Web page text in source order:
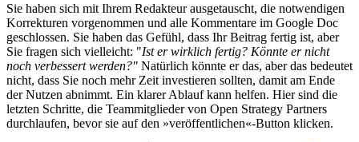
Sie haben sich mit Ihrem Redakteur ausgetauscht, die notwendigen
Korrekturen vorgenommen und alle Kommentare im Google Doc
geschlossen. Sie haben das Gefühl, dass Ihr Beitrag fertig ist, aber
Sie fragen sich vielleicht: "Ist er wirklich fertig? Könnte er nicht
noch verbessert werden?" Natürlich könnte er das, aber das bedeutet
nicht, dass Sie noch mehr Zeit investieren sollten, damit am Ende
der Nutzen abnimmt. Ein klarer Ablauf kann helfen. Hier sind die
letzten Schritte, die Teammitglieder von Open Strategy Partners
durchlaufen, bevor sie auf den »veröffentlichen«-Button klicken.